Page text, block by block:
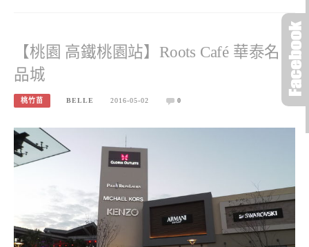
【桃園 高鐵桃園站】Roots Café 華泰名
品城
桃竹苗 BELLE 2016-05-02 0